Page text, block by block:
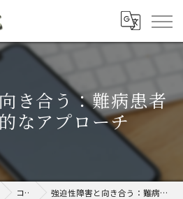
き合う：難病患者
なアプローチ
コラム 強迫性障害と向き合う：難病患者への効果的なアプローチ